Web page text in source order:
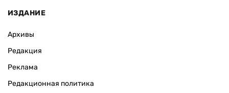
ИЗДАНИЕ
Архивы
Редакция
Реклама
Редакционная политика